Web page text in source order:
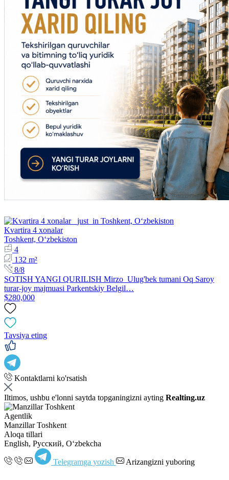
Kvartira 4 xonalar
Toshkent, Oʻzbekiston
4
132 m²
8/8
SOTISH YANGI QURILISH Mirzo_Ulug'bek tumani Oq Saroy
turar-joy majmuasi Parkentskiy Belgil…
$280,000
Tavsiya eting
Kontaktlarni ko'rsatish
Iltimos, ushbu e'lonni saytda topganingizni ayting Realting.uz
Agentlik
Manzillar Toshkent
Aloqa tillari
English, Русский, Oʻzbekcha
Telegramga yozish Arizangizni yuboring